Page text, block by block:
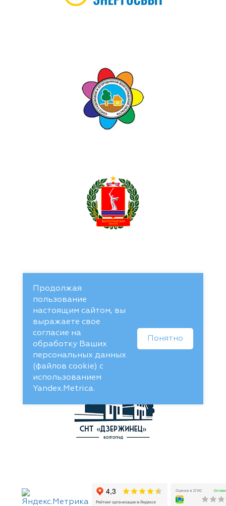
Продолжая
пользование
настоящим сайтом, вы
выражаете свое
согласие на
обработку Ваших
персональных данных
(файлов cookie) с
использованием
Yandex.Metrica.
Понятно